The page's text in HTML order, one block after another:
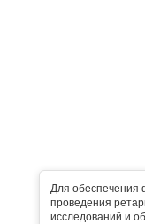
Для обеспечения
проведения
исследований и